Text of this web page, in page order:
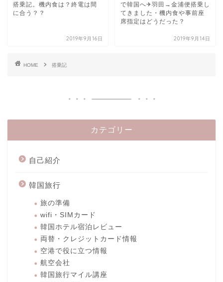
搭乗記。機内食は？終電は間
に合う？？
2019年9月16日
で韓国へ✈︎羽田→金浦便搭乗し
てきました・機内食や事前座
席指定はどうだった？
2019年9月14日
HOME 搭乗記
カテゴリー
自己紹介
韓国旅行
旅の準備
wifi・SIMカード
韓国ホテル宿泊レビュー
両替・クレジットカード情報
空港で役に立つ情報
航空会社
韓国旅行マイル講座